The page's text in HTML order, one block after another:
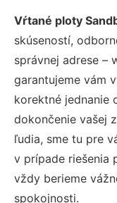
Vŕtané ploty
skúseností,
správnej adrese –
garantujeme vám
korektné jednanie
dokončenie vašej
ľudia, sme tu pre
v prípade riešenia
vždy berieme
spokojnosti.